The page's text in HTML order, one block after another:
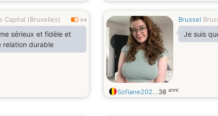
Capital (Bruxelles) 0.4
sérieux et fidèle et
relation durable
Brussel
Je suis
Sofiane202...38 anni